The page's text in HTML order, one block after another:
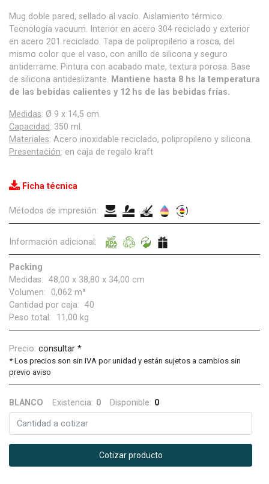
Mug doble pared, sellado al vacío. Aislamiento térmico.
Tecnología vacuum. Interior en acero 304 reciclado y exterior
en acero 201 reciclado. Tapa de polipropileno a rosca, del
mismo color que el vaso, con anillo de silicona y seguro
antiderrame. Pintura con acabado mate, textura porosa. Base
de silicona antideslizante. Mantiene hasta 8 hs la temperatura
de las bebidas calientes y 12 hs de las bebidas frías.
Medidas: Ø 9 x 14,5 cm.
Capacidad: 350 ml.
Materiales: Acero inoxidable reciclado, polipropileno y silicona.
Presentación: en caja de regalo kraft
Ficha técnica
Métodos de impresión:
Información adicional:
Packing
Medidas: 48,00 x 38,80 x 34,00 cm
Volumen:
0,062 m³
Cantidad por caja: 40
Peso total:
11,00 kg
Precio: consultar *
* Los precios son sin IVA por unidad y están sujetos a cambios sin
previo aviso
BLANCO Existencia: 0 Disponible: 0
Cotizar producto